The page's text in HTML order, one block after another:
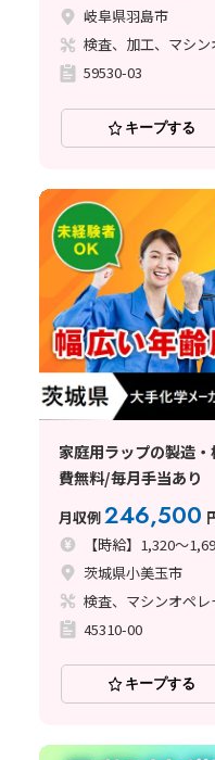
岐阜県羽島市
59530-03
キープする
家庭用ラップの製造
費無料/毎月手当あり
月収例246,500
【時給】1,320～
茨城県小美玉市
検査、マシンオペ
45310-00
キープする